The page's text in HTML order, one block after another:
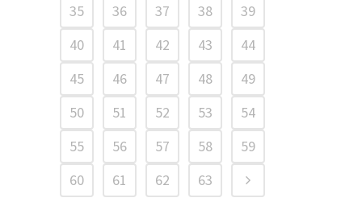
35
36 37 38
39
40
41 42 43
44
45
46 47 48
49
50
51 52 53
54
55
56 57 58
59
60
61 62 63